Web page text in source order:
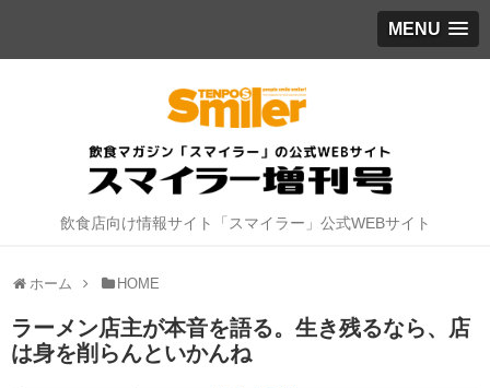
MENU
飲食店向け情報サイト「スマイラー」公式WEBサイト
ホーム HOME
ラーメン店主が本音を語る。生き残るなら、店
は身を削らんといかんね